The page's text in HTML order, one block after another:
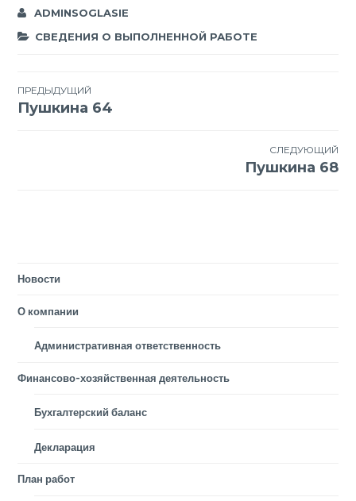
ADMINSOGLASIE
СВЕДЕНИЯ О ВЫПОЛНЕННОЙ РАБОТЕ
Навигация
ПРЕДЫДУЩИЙ
Пушкина 64
СЛЕДУЮЩИЙ
Пушкина 68
Новости
О компании
Административная ответственность
Финансово-хозяйственная деятельность
Бухгалтерский баланс
Декларация
План работ